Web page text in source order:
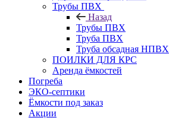
Трубы ПВХ
Назад
Трубы ПВХ
Труба ПВХ
Труба обсадная НПВХ
ПОИЛКИ ДЛЯ КРС
Аренда ёмкостей
Погреба
ЭКО-септики
Ёмкости под заказ
Акции